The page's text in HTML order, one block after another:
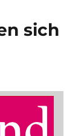
sich